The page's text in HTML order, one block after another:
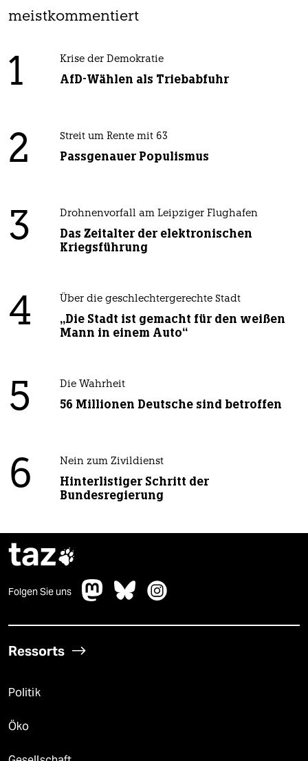
meistkommentiert
1 Krise der Demokratie
AfD-Wählen als Triebabfuhr
2 Streit um Rente mit 63
Passgenauer Populismus
3 Drohnenvorfall am Leipziger Flughafen
Das Zeitalter der elektronischen
Kriegsführung
4 Über die geschlechtergerechte Stadt
„Die Stadt ist gemacht für den weißen
Mann in einem Auto“
5 Die Wahrheit
56 Millionen Deutsche sind betroffen
6 Nein zum Zivildienst
Hinterlistiger Schritt der
Bundesregierung
taz
Folgen Sie uns
Ressorts
Politik
Öko